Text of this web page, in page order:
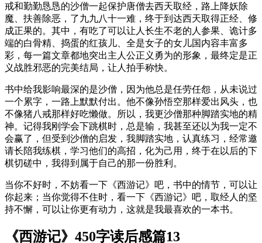
戒和勤勤恳恳的沙僧一起保护唐僧去西天取经，路上降妖除
魔、扶善除恶，了九九八十一难，终于到达西天取得正经、修
成正果的。其中，有吃了可以让人长生不老的人参果、诡计多
端的白骨精、捣蛋的红孩儿、全是女子的女儿国内容丰富多
彩，每一篇文章都地突出主人公正义勇为的形象，最终定是正
义战胜邪恶的完美结局，让人拍手称快。
书中给我影响最深的是沙僧，因为他总是任劳任怨，从未说过
一个累字，一路上默默付出。他不像孙悟空那样爱出风头，也
不像猪八戒那样好吃懒做。所以，我更沙僧那种脚踏实地的精
神。记得我刚学会下跳棋时，总是输，我甚至还以为我一定不
会赢了，但受到沙僧的启发，我脚踏实地，认真练习，经常邀
请长陪我练棋，学习他们的高招，化为己用，终于在以后的下
棋切磋中，我得到属于自己的那一份胜利。
当你不好时，不妨看一下《西游记》吧，书中的情节，可以让
你起来；当你觉得不住时，看一下《西游记》吧，取经人的坚
持不懈，可以让你更有动力，这就是我最喜欢的一本书。
《西游记》450字读后感篇13